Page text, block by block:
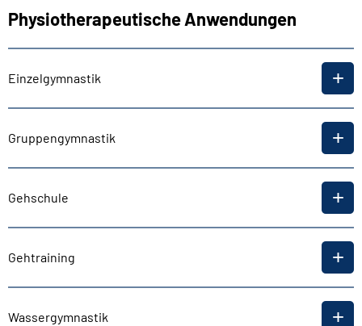
Physiotherapeutische Anwendungen
Einzelgymnastik
Gruppengymnastik
Gehschule
Gehtraining
Wassergymnastik